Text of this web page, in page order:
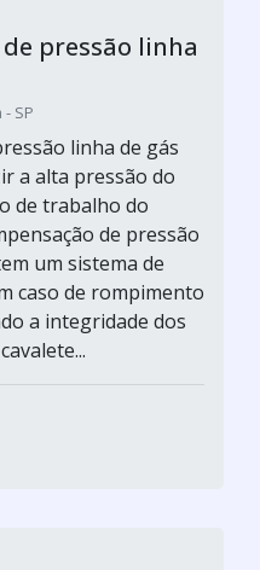
pressão linha
SP
linha de gás
a alta pressão do
de trabalho do
de pressão
um sistema de
caso de rompimento
a integridade dos